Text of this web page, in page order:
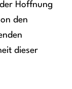
Hoffnung
den
dieser